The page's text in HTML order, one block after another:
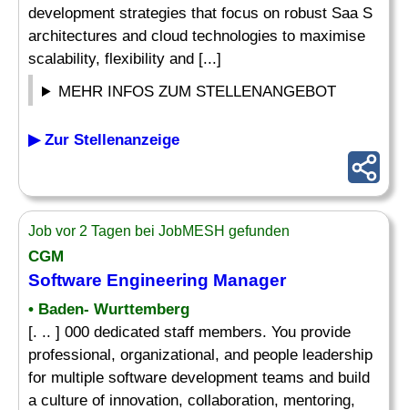
development strategies that focus on robust Saa S
architectures and cloud technologies to maximise
scalability, flexibility and [...]
MEHR INFOS ZUM STELLENANGEBOT
▶ Zur Stellenanzeige
Job vor 2 Tagen bei JobMESH gefunden
CGM
Software Engineering Manager
• Baden- Wurttemberg
[. .. ] 000 dedicated staff members. You provide
professional, organizational, and people leadership
for multiple software development teams and build
a culture of innovation, collaboration, mentoring,